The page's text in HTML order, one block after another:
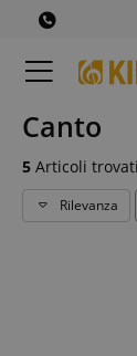
Canto
5 Articoli trovati
Rilevanza